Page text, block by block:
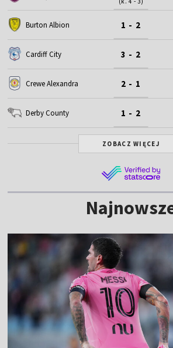
Burton Albion 1 - 2
Cardiff City 3 - 2
Crewe Alexandra 2 - 1
Derby County 1 - 2
ZOBACZ WIĘCEJ